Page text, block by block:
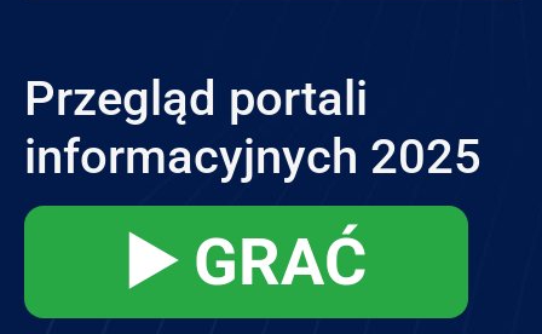
Przegląd portali
informacyjnych 2025
▶️ GRAĆ